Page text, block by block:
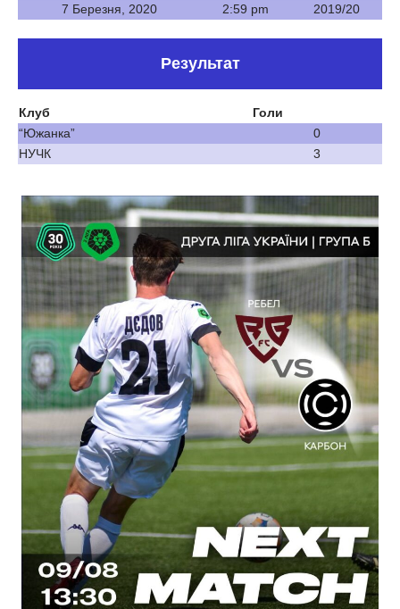
7 Березня, 2020
2:59 pm 2019/20
Результат
Клуб
Голи
“Южанка”
0
НУЧК
3